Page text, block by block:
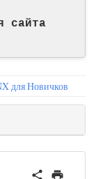
сайта
для Новичков